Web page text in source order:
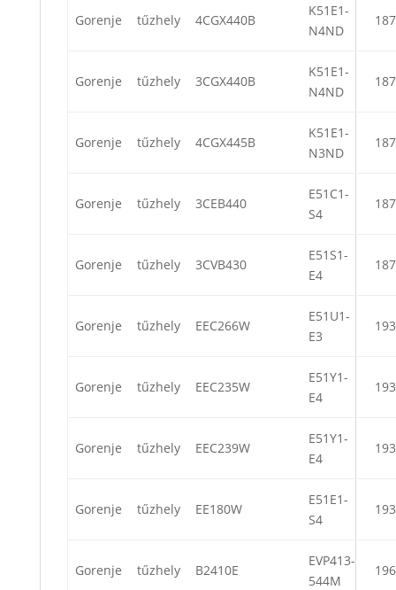
Gorenje tűzhely 4CGX440B
K51E1-
N4ND
Gorenje tűzhely 3CGX440B
K51E1-
N4ND
Gorenje tűzhely 4CGX445B
K51E1-
N3ND
Gorenje tűzhely 3CEB440
E51C1-
S4
Gorenje tűzhely 3CVB430
E51S1-
E4
Gorenje tűzhely EEC266W
E51U1-
E3
Gorenje tűzhely EEC235W
E51Y1-
E4
Gorenje tűzhely EEC239W
E51Y1-
E4
Gorenje tűzhely EE180W
E51E1-
S4
Gorenje tűzhely B2410E
EVP413-
544M